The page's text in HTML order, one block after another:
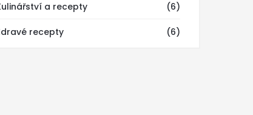
a recepty (6)
recepty (6)